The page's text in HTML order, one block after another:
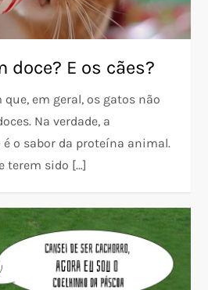
doce? E os cães?
em geral, os gatos não
Na verdade, a
o sabor da proteína animal.
terem sido […]